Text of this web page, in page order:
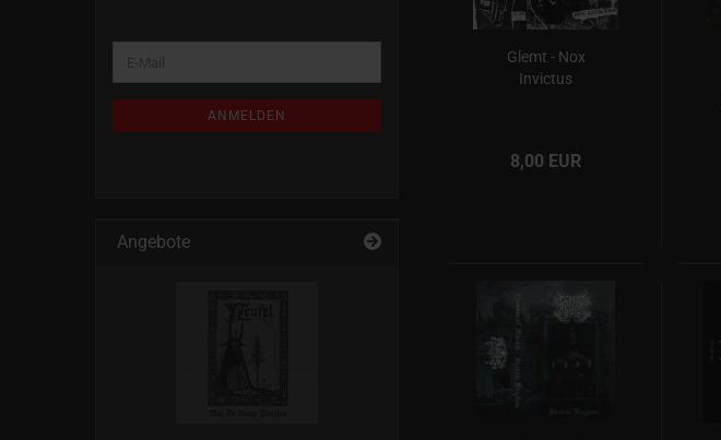
Glemt - Nox
Invictus
8,00 EUR
Mail
ANMELDEN
Angebote